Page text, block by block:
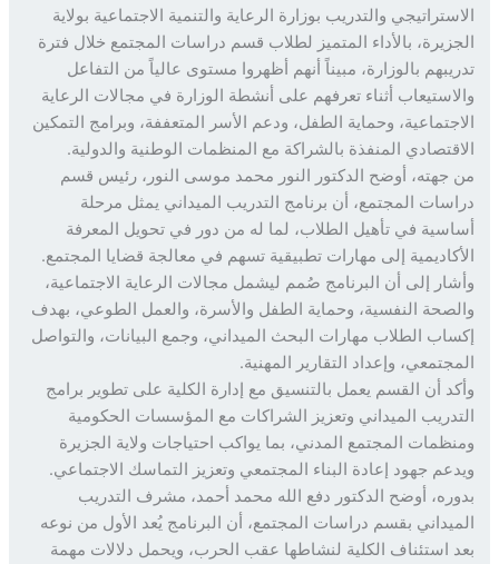
والتدريب بوزارة الرعاية والتنمية الاجتماعية بولاية
بالأداء المتميز لطلاب قسم دراسات المجتمع خلال فترة
بالوزارة، مبيناً أنهم أظهروا مستوى عالياً من التفاعل
أثناء تعرفهم على أنشطة الوزارة في مجالات الرعاية
وحماية الطفل، ودعم الأسر المتعففة، وبرامج التمكين
المنفذة بالشراكة مع المنظمات الوطنية والدولية.
أوضح الدكتور النور محمد موسى النور، رئيس قسم
المجتمع، أن برنامج التدريب الميداني يمثل مرحلة
في تأهيل الطلاب، لما له من دور في تحويل المعرفة
إلى مهارات تطبيقية تسهم في معالجة قضايا المجتمع.
إلى أن البرنامج صُمم ليشمل مجالات الرعاية الاجتماعية،
النفسية، وحماية الطفل والأسرة، والعمل الطوعي، بهدف
الطلاب مهارات البحث الميداني، وجمع البيانات، والتواصل
وإعداد التقارير المهنية.
أن القسم يعمل بالتنسيق مع إدارة الكلية على تطوير برامج
الميداني وتعزيز الشراكات مع المؤسسات الحكومية
المجتمع المدني، بما يواكب احتياجات ولاية الجزيرة
جهود إعادة البناء المجتمعي وتعزيز التماسك الاجتماعي.
أوضح الدكتور دفع الله محمد أحمد، مشرف التدريب
بقسم دراسات المجتمع، أن البرنامج يُعد الأول من نوعه
استئناف الكلية لنشاطها عقب الحرب، ويحمل دلالات مهمة